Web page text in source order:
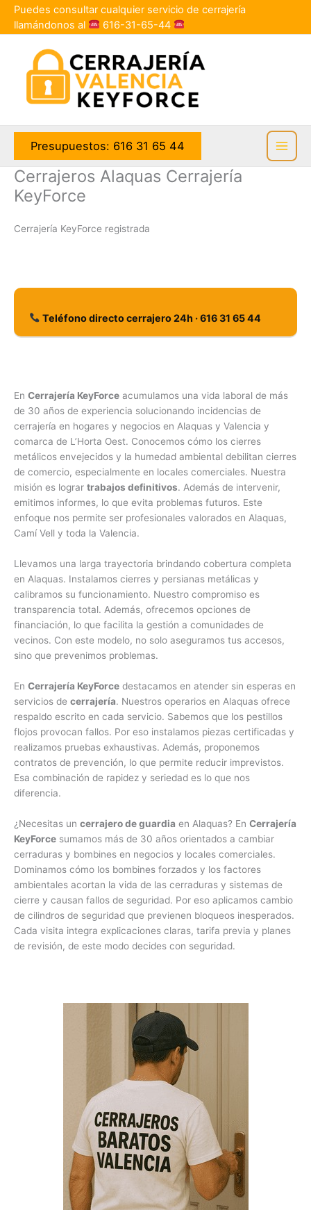
contenido
Puedes consultar cualquier servicio de cerrajería
llamándonos al
616-31-65-44
Presupuestos: 616 31 65 44
Cerrajeros Alaquas Cerrajería
KeyForce
Cerrajería KeyForce registrada
Teléfono directo cerrajero 24h · 616 31 65 44
En Cerrajería KeyForce acumulamos una vida laboral de más
de 30 años de experiencia solucionando incidencias de
cerrajería en hogares y negocios en Alaquas y Valencia y
comarca de L’Horta Oest. Conocemos cómo los cierres
metálicos envejecidos y la humedad ambiental debilitan cierres
de comercio, especialmente en locales comerciales. Nuestra
misión es lograr trabajos definitivos. Además de intervenir,
emitimos informes, lo que evita problemas futuros. Este
enfoque nos permite ser profesionales valorados en Alaquas,
Camí Vell y toda la Valencia.
Llevamos una larga trayectoria brindando cobertura completa
en Alaquas. Instalamos cierres y persianas metálicas y
calibramos su funcionamiento. Nuestro compromiso es
transparencia total. Además, ofrecemos opciones de
financiación, lo que facilita la gestión a comunidades de
vecinos. Con este modelo, no solo aseguramos tus accesos,
sino que prevenimos problemas.
En Cerrajería KeyForce destacamos en atender sin esperas en
servicios de cerrajería. Nuestros operarios en Alaquas ofrece
respaldo escrito en cada servicio. Sabemos que los pestillos
flojos provocan fallos. Por eso instalamos piezas certificadas y
realizamos pruebas exhaustivas. Además, proponemos
contratos de prevención, lo que permite reducir imprevistos.
Esa combinación de rapidez y seriedad es lo que nos
diferencia.
¿Necesitas un cerrajero de guardia en Alaquas? En Cerrajería
KeyForce sumamos más de 30 años orientados a cambiar
cerraduras y bombines en negocios y locales comerciales.
Dominamos cómo los bombines forzados y los factores
ambientales acortan la vida de las cerraduras y sistemas de
cierre y causan fallos de seguridad. Por eso aplicamos cambio
de cilindros de seguridad que previenen bloqueos inesperados.
Cada visita integra explicaciones claras, tarifa previa y planes
de revisión, de este modo decides con seguridad.